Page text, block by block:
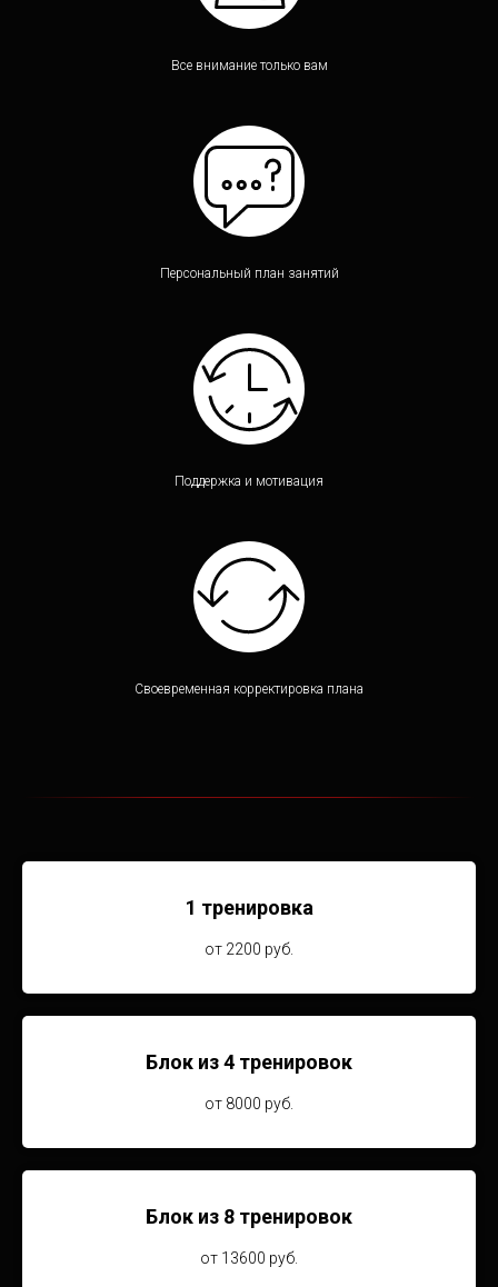
Все внимание только вам
Персональный план занятий
Поддержка и мотивация
Своевременная корректировка плана
1 тренировка
от 2200 руб.
Блок из 4 тренировок
от 8000 руб.
Блок из 8 тренировок
от 13600 руб.